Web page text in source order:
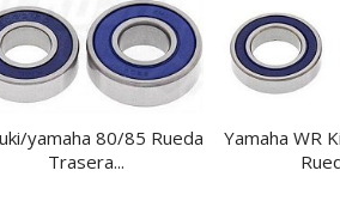
yamaha 80/85 Rueda
Trasera...
Yamaha WR